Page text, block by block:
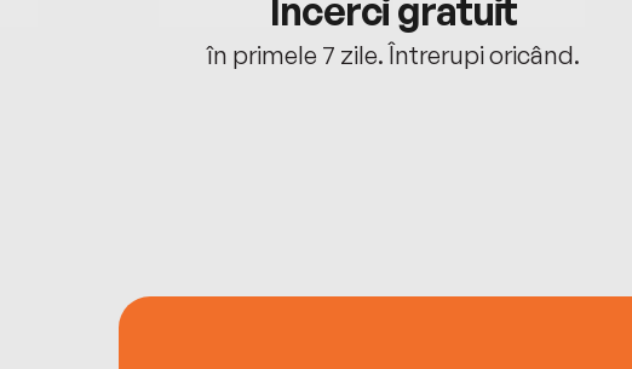
Încerci gratuit
în primele 7 zile. Întrerupi oricând.